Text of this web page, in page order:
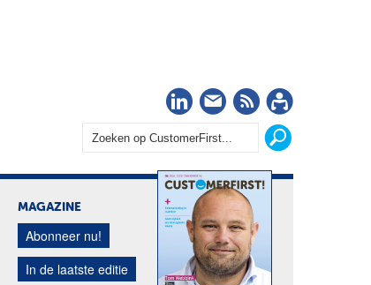
LinkedIn
Nieuwsbrief
RSS
MAGAZINE
Abonneer nu!
In de laatste editie